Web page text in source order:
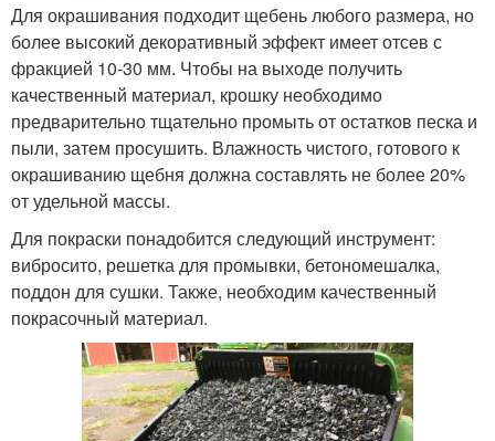
Для окрашивания подходит щебень любого размера, но
более высокий декоративный эффект имеет отсев с
фракцией 10-30 мм. Чтобы на выходе получить
качественный материал, крошку необходимо
предварительно тщательно промыть от остатков песка и
пыли, затем просушить. Влажность чистого, готового к
окрашиванию щебня должна составлять не более 20%
от удельной массы.
Для покраски понадобится следующий инструмент:
вибросито, решетка для промывки, бетономешалка,
поддон для сушки. Также, необходим качественный
покрасочный материал.